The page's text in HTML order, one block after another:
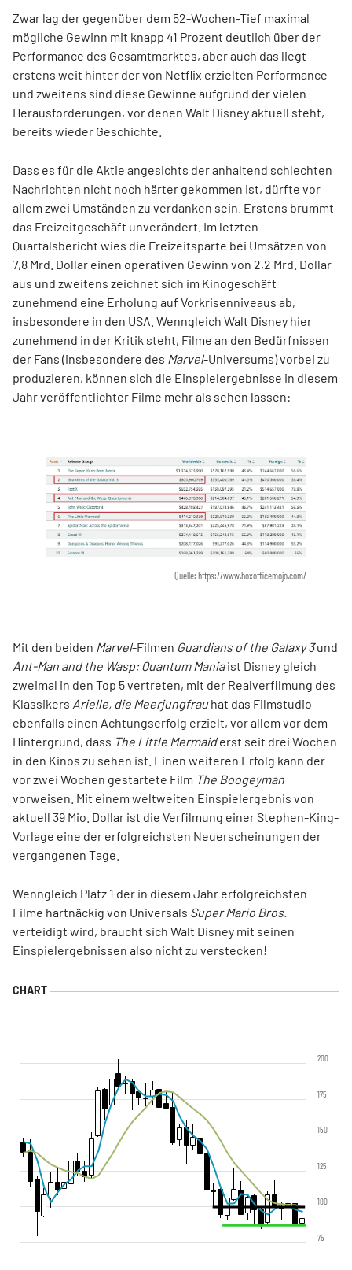
Zwar lag der gegenüber dem 52-Wochen-Tief maximal
mögliche Gewinn mit knapp 41 Prozent deutlich über der
Performance des Gesamtmarktes, aber auch das liegt
erstens weit hinter der von Netflix erzielten Performance
und zweitens sind diese Gewinne aufgrund der vielen
Herausforderungen, vor denen Walt Disney aktuell steht,
bereits wieder Geschichte.
Dass es für die Aktie angesichts der anhaltend schlechten
Nachrichten nicht noch härter gekommen ist, dürfte vor
allem zwei Umständen zu verdanken sein. Erstens brummt
das Freizeitgeschäft unverändert. Im letzten
Quartalsbericht wies die Freizeitsparte bei Umsätzen von
7,8 Mrd. Dollar einen operativen Gewinn von 2,2 Mrd. Dollar
aus und zweitens zeichnet sich im Kinogeschäft
zunehmend eine Erholung auf Vorkrisenniveaus ab,
insbesondere in den USA. Wenngleich Walt Disney hier
zunehmend in der Kritik steht, Filme an den Bedürfnissen
der Fans (insbesondere des Marvel-Universums) vorbei zu
produzieren, können sich die Einspielergebnisse in diesem
Jahr veröffentlichter Filme mehr als sehen lassen:
Quelle: https://www.boxofficemojo.com/
Mit den beiden Marvel-Filmen Guardians of the Galaxy 3und
Ant-Man and the Wasp: Quantum Maniaist Disney gleich
zweimal in den Top 5 vertreten, mit der Realverfilmung des
Klassikers Arielle, die Meerjungfrauhat das Filmstudio
ebenfalls einen Achtungserfolg erzielt, vor allem vor dem
Hintergrund, dass The Little Mermaiderst seit drei Wochen
in den Kinos zu sehen ist. Einen weiteren Erfolg kann der
vor zwei Wochen gestartete Film The Boogeyman
vorweisen. Mit einem weltweiten Einspielergebnis von
aktuell 39 Mio. Dollar ist die Verfilmung einer Stephen-King-
Vorlage eine der erfolgreichsten Neuerscheinungen der
vergangenen Tage.
Wenngleich Platz 1 der in diesem Jahr erfolgreichsten
Filme hartnäckig von Universals Super Mario Bros.
verteidigt wird, braucht sich Walt Disney mit seinen
Einspielergebnissen also nicht zu verstecken!
75
100
125
150
175
200